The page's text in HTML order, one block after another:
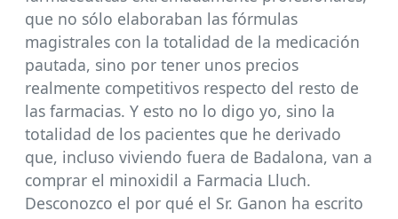
que no sólo elaboraban las fórmulas
magistrales con la totalidad de la medicación
pautada, sino por tener unos precios
realmente competitivos respecto del resto de
las farmacias. Y esto no lo digo yo, sino la
totalidad de los pacientes que he derivado
que, incluso viviendo fuera de Badalona, van a
comprar el minoxidil a Farmacia Lluch.
Desconozco el por qué el Sr. Ganon ha escrito